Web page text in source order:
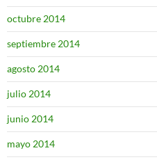
octubre 2014
septiembre 2014
agosto 2014
julio 2014
junio 2014
mayo 2014